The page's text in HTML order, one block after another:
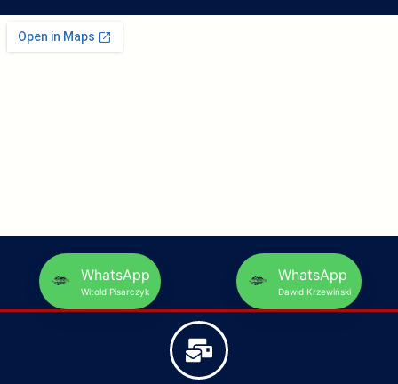
WhatsApp
Witold Pisarczyk
WhatsApp
Dawid Krzewiński